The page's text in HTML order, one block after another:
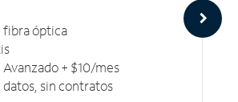
óptica
+ $10/mes
sin contratos